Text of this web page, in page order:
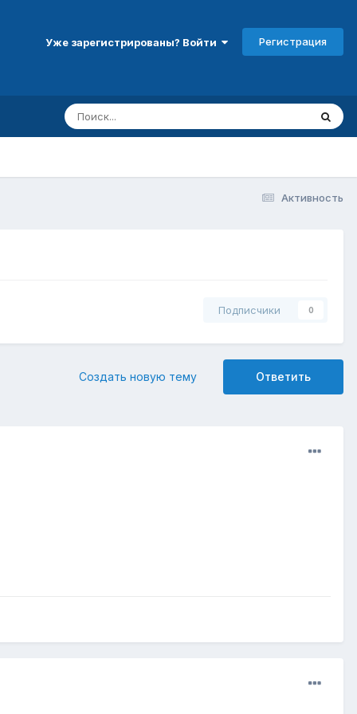
Уже зарегистрированы? Войти Регистрация
Активность
Подписчики 0
Ответить
Создать новую тему